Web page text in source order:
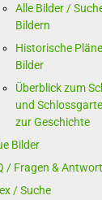
Alle Bilder /
Bildern
Historische
Bilder
Überblick zum
und
zur Geschichte
Bilder
/ Fragen &
/ Suche